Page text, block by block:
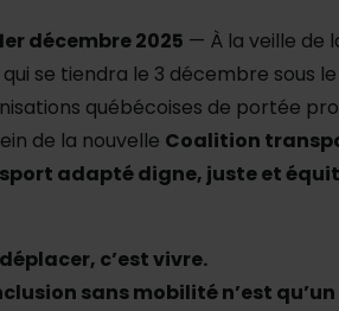
décembre 2025 — À la veille de
qui se tiendra le 3 décembre sous
québécoises de portée
de la nouvelle Coalition
adapté digne, juste et
c’est vivre.
sans mobilité n’est